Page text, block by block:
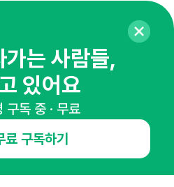
16
가는 사람들,
있어요
독 중 · 무료
료 구독하기